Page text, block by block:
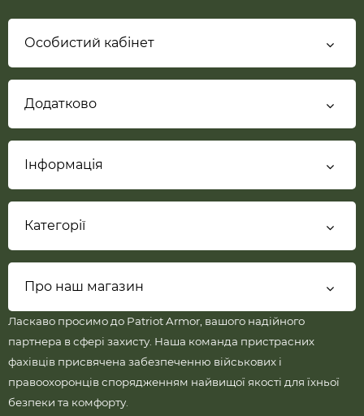
Особистий кабінет
Додатково
Інформація
Категорії
Про наш магазин
Ласкаво просимо до Patriot Armor, вашого надійного
партнера в сфері захисту. Наша команда пристрасних
фахівців присвячена забезпеченню військових і
правоохоронців спорядженням найвищої якості для їхньої
безпеки та комфорту.